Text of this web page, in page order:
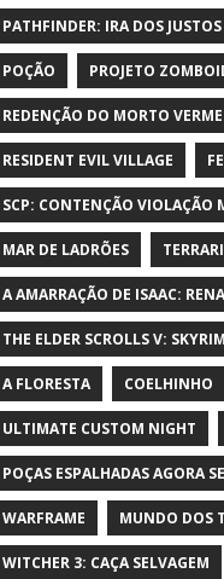
PATHFINDER: IRA DOS JUSTOS
POÇÃO PROJETO
REDENÇÃO DO MORTO
RESIDENT EVIL VILLAGE
SCP: CONTENÇÃO VIOLAÇÃO
MAR DE LADRÕES
A AMARRAÇÃO DE ISAAC:
THE ELDER SCROLLS V:
A FLORESTA COELHINHO
ULTIMATE CUSTOM NIGHT
POÇAS ESPALHADAS AGORA
WARFRAME MUNDO DOS
WITCHER 3: CAÇA SELVAGEM